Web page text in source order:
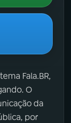
Fala.BR,
O
da
por